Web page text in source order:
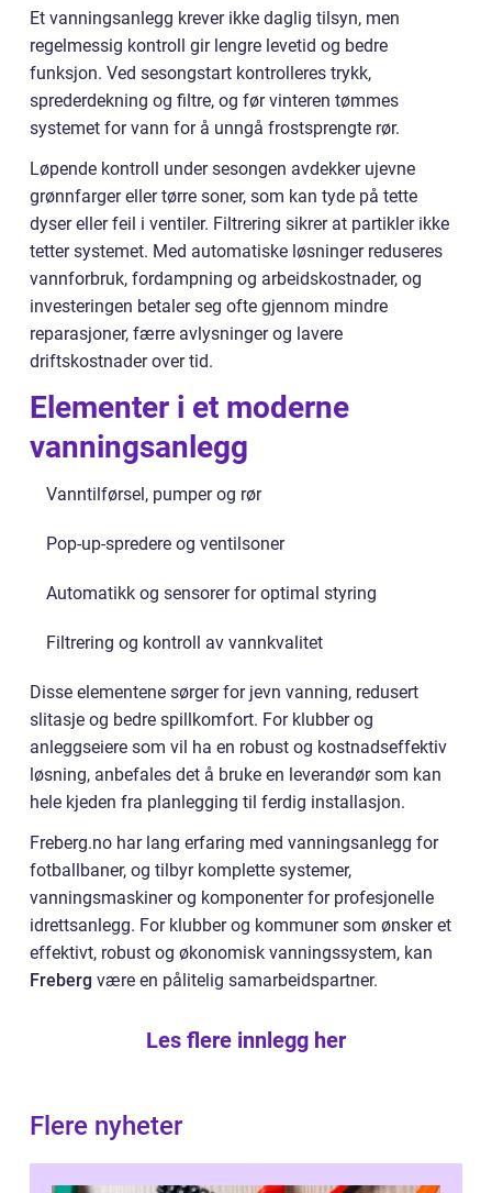
Et vanningsanlegg krever ikke daglig tilsyn, men
regelmessig kontroll gir lengre levetid og bedre
funksjon. Ved sesongstart kontrolleres trykk,
sprederdekning og filtre, og før vinteren tømmes
systemet for vann for å unngå frostsprengte rør.
Løpende kontroll under sesongen avdekker ujevne
grønnfarger eller tørre soner, som kan tyde på tette
dyser eller feil i ventiler. Filtrering sikrer at partikler ikke
tetter systemet. Med automatiske løsninger reduseres
vannforbruk, fordampning og arbeidskostnader, og
investeringen betaler seg ofte gjennom mindre
reparasjoner, færre avlysninger og lavere
driftskostnader over tid.
Elementer i et moderne
vanningsanlegg
Vanntilførsel, pumper og rør
Pop-up-spredere og ventilsoner
Automatikk og sensorer for optimal styring
Filtrering og kontroll av vannkvalitet
Disse elementene sørger for jevn vanning, redusert
slitasje og bedre spillkomfort. For klubber og
anleggseiere som vil ha en robust og kostnadseffektiv
løsning, anbefales det å bruke en leverandør som kan
hele kjeden fra planlegging til ferdig installasjon.
Freberg.no har lang erfaring med vanningsanlegg for
fotballbaner, og tilbyr komplette systemer,
vanningsmaskiner og komponenter for profesjonelle
idrettsanlegg. For klubber og kommuner som ønsker et
effektivt, robust og økonomisk vanningssystem, kan
Freberg være en pålitelig samarbeidspartner.
Les flere innlegg her
Flere nyheter